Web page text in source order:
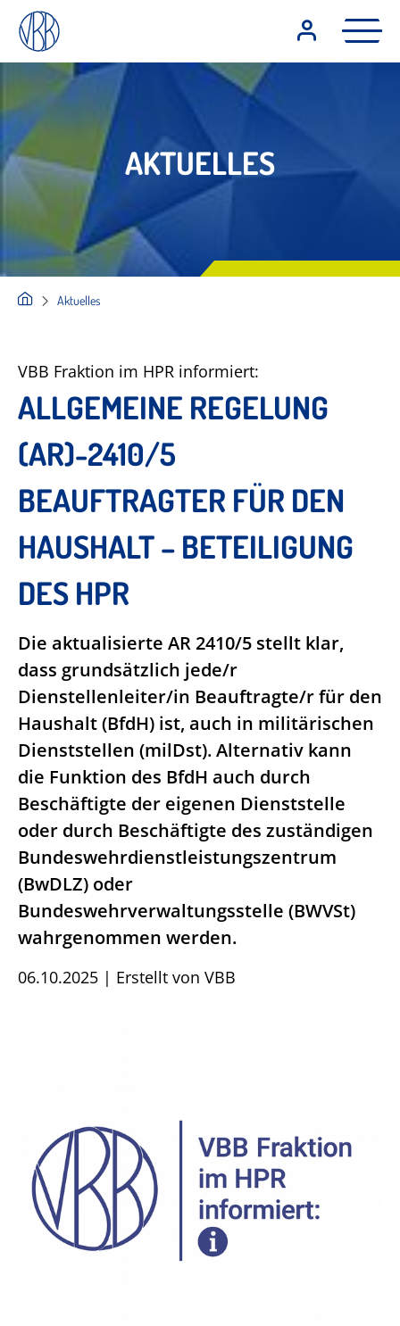
AKTUELLES
Aktuelles
VBB Fraktion im HPR informiert:
ALLGEMEINE REGELUNG
(AR)-2410/5
BEAUFTRAGTER FÜR DEN
HAUSHALT – BETEILIGUNG
DES HPR
Die aktualisierte AR 2410/5 stellt klar,
dass grundsätzlich jede/r
Dienstellenleiter/in Beauftragte/r für den
Haushalt (BfdH) ist, auch in militärischen
Dienststellen (milDst). Alternativ kann
die Funktion des BfdH auch durch
Beschäftigte der eigenen Dienststelle
oder durch Beschäftigte des zuständigen
Bundeswehrdienstleistungszentrum
(BwDLZ) oder
Bundeswehrverwaltungsstelle (BWVSt)
wahrgenommen werden.
06.10.2025 | Erstellt von VBB